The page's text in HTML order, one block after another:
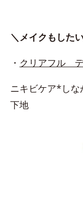
＼メイクもした
・ クリアフル
ニキビケア*しな
下地